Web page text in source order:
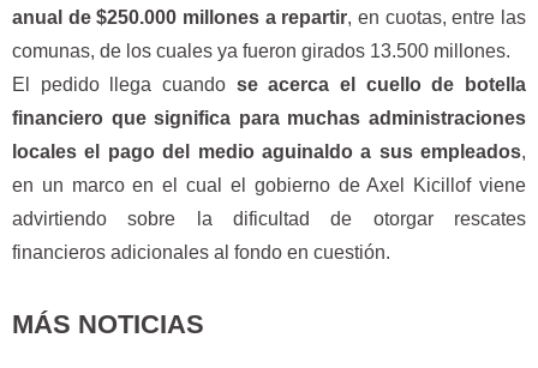
anual de $250.000 millones a repartir, en cuotas, entre las
comunas, de los cuales ya fueron girados 13.500 millones.
El pedido llega cuando se acerca el cuello de botella
financiero que significa para muchas administraciones
locales el pago del medio aguinaldo a sus empleados,
en un marco en el cual el gobierno de Axel Kicillof viene
advirtiendo sobre la dificultad de otorgar rescates
financieros adicionales al fondo en cuestión.
MÁS NOTICIAS